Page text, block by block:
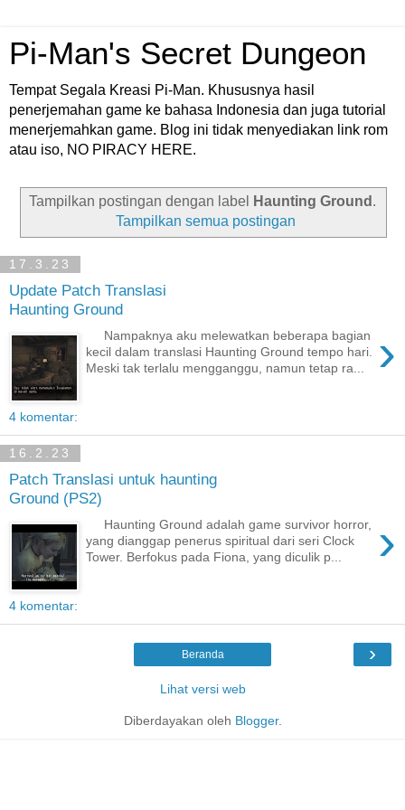
Pi-Man's Secret Dungeon
Tempat Segala Kreasi Pi-Man. Khususnya hasil
penerjemahan game ke bahasa Indonesia dan juga tutorial
menerjemahkan game. Blog ini tidak menyediakan link rom
atau iso, NO PIRACY HERE.
Tampilkan postingan dengan label Haunting Ground .
Tampilkan semua postingan
17.3.23
Update Patch Translasi
Haunting Ground
›
Nampaknya aku melewatkan beberapa bagian
kecil dalam translasi Haunting Ground tempo hari.
Meski tak terlalu mengganggu, namun tetap ra...
4 komentar:
16.2.23
Patch Translasi untuk haunting
Ground (PS2)
›
Haunting Ground adalah game survivor horror,
yang dianggap penerus spiritual dari seri Clock
Tower. Berfokus pada Fiona, yang diculik p...
4 komentar:
›
Beranda
Lihat versi web
Diberdayakan oleh Blogger.